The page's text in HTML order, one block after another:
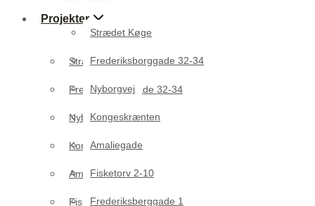
Strædet Køge
Frederiksborggade 32-34
Nyborgvej
Kongeskrænten
Amaliegade
Fisketorv 2-10
Frederiksberggade 1
Projekter
Strædet Køge
Frederiksborggade 32-34
Nyborgvej
Kongeskrænten
Amaliegade
Fisketorv 2-10